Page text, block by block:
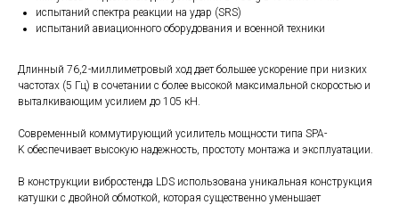
испытаний спектра реакции на удар (SRS)
испытаний авиационного оборудования и военной техники
Длинный 76,2-миллиметровый ход дает большее ускорение при низких
частотах (5 Гц) в сочетании с более высокой максимальной скоростью и
выталкивающим усилием до 105 кН.
Современный коммутирующий усилитель мощности типа SPA-
K обеспечивает высокую надежность, простоту монтажа и эксплуатации.
В конструкции вибростенда LDS использована уникальная конструкция
катушки с двойной обмоткой, которая существенно уменьшает